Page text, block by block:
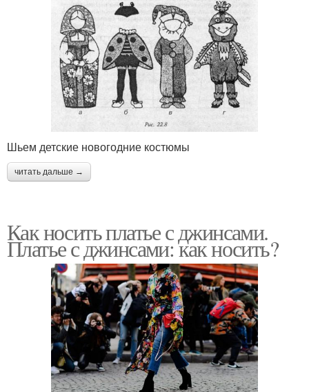
Шьем детские новогодние костюмы
читать дальше →
Как носить платье с джинсами.
Платье с джинсами: как носить?